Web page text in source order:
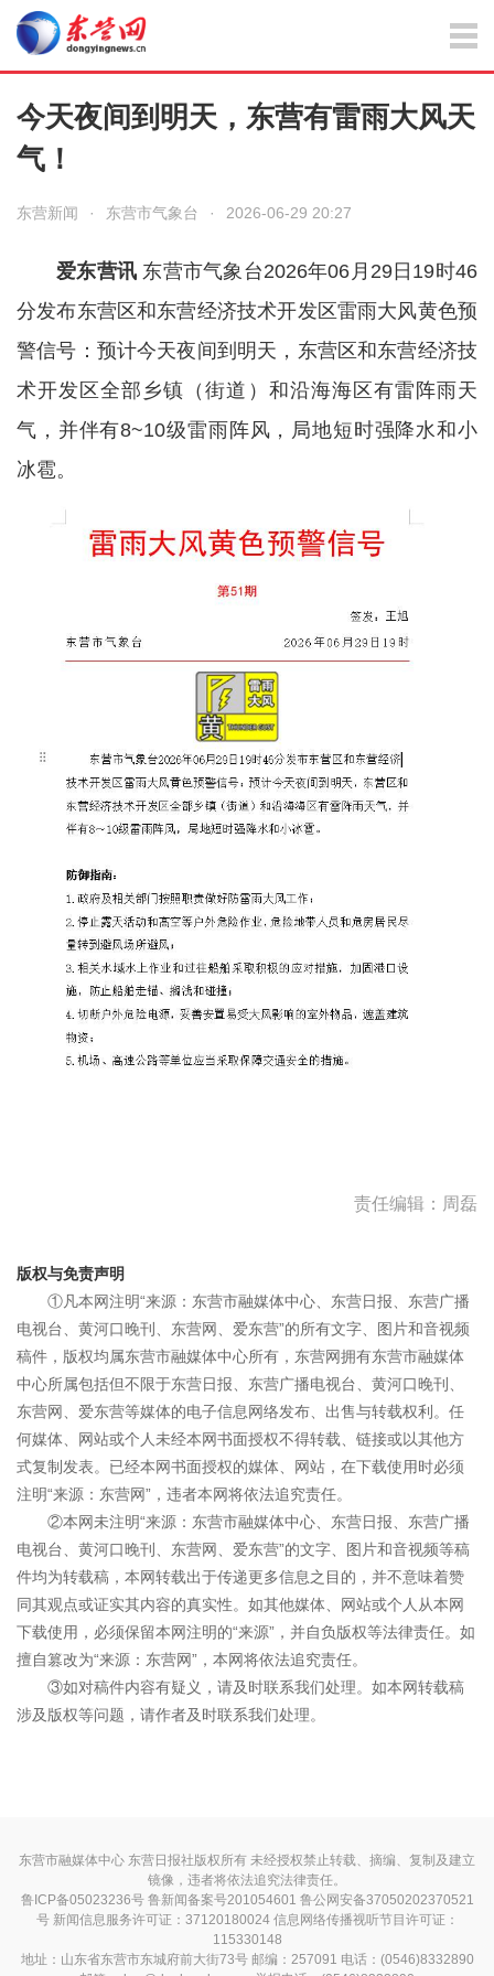
今天夜间到明天，东营有雷雨大风天
气！
东营新闻 · 东营市气象台 · 2026-06-29 20:27
爱东营讯 东营市气象台2026年06月29日19时46
分发布东营区和东营经济技术开发区雷雨大风黄色预
警信号：预计今天夜间到明天，东营区和东营经济技
术开发区全部乡镇（街道）和沿海海区有雷阵雨天
气，并伴有8~10级雷雨阵风，局地短时强降水和小
冰雹。
责任编辑：周磊
版权与免责声明
①凡本网注明“来源：东营市融媒体中心、东营日报、东营广播
电视台、黄河口晚刊、东营网、爱东营”的所有文字、图片和音视频
稿件，版权均属东营市融媒体中心所有，东营网拥有东营市融媒体
中心所属包括但不限于东营日报、东营广播电视台、黄河口晚刊、
东营网、爱东营等媒体的电子信息网络发布、出售与转载权利。任
何媒体、网站或个人未经本网书面授权不得转载、链接或以其他方
式复制发表。已经本网书面授权的媒体、网站，在下载使用时必须
注明“来源：东营网”，违者本网将依法追究责任。
②本网未注明“来源：东营市融媒体中心、东营日报、东营广播
电视台、黄河口晚刊、东营网、爱东营”的文字、图片和音视频等稿
件均为转载稿，本网转载出于传递更多信息之目的，并不意味着赞
同其观点或证实其内容的真实性。如其他媒体、网站或个人从本网
下载使用，必须保留本网注明的“来源”，并自负版权等法律责任。如
擅自篡改为“来源：东营网”，本网将依法追究责任。
③如对稿件内容有疑义，请及时联系我们处理。如本网转载稿
涉及版权等问题，请作者及时联系我们处理。
东营市融媒体中心 东营日报社版权所有 未经授权禁止转载、摘编、复制及建立
镜像，违者将依法追究法律责任。
鲁ICP备05023236号鲁新闻备案号201054601 鲁公网安备37050202370521
号 新闻信息服务许可证：37120180024信息网络传播视听节目许可证：
115330148
地址：山东省东营市东城府前大街73号 邮编：257091 电话：(0546)8332890